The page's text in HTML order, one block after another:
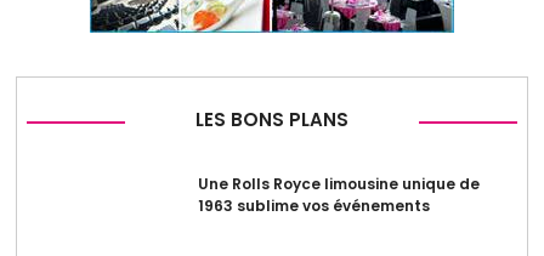
LES BONS PLANS
Une Rolls Royce limousine unique de
1963 sublime vos événements